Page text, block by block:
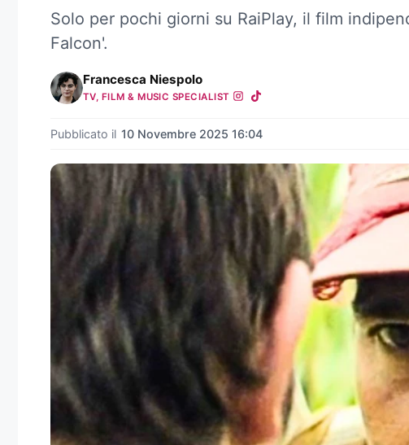
Solo per pochi giorni su RaiPlay, il film
Falcon'.
Francesca Niespolo
TV, FILM & MUSIC SPECIALIST
Pubblicato il 10 Novembre 2025 16:04